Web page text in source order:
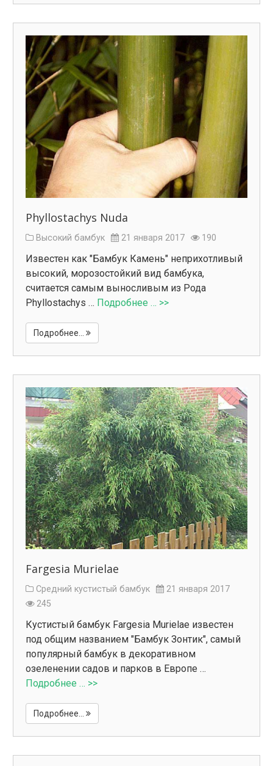
Phyllostachys Nuda
Высокий бамбук 21 января 2017 190
Известен как "Бамбук Камень" неприхотливый
высокий, морозостойкий вид бамбука,
считается самым выносливым из Рода
Phyllostachys … Подробнее … >>
Подробнее...
Fargesia Murielae
Средний кустистый бамбук
21 января 2017
245
Кустистый бамбук Fargesia Murielae известен
под общим названием "Бамбук Зонтик", самый
популярный бамбук в декоративном
озеленении садов и парков в Европе …
Подробнее … >>
Подробнее...